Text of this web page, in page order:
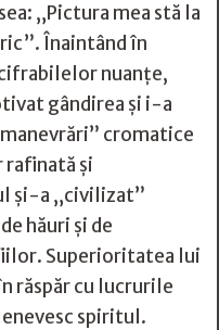
„Pictura mea stă la
Înaintând în
nuanţe,
gândirea şi i-a
cromatice
rafinată şi
şi-a „civilizat”
hăuri şi de
Superioritatea lui
răspăr cu lucrurile
spiritul.